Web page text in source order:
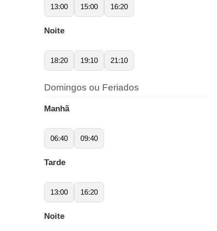
13:00 15:00 16:20
Noite
18:20 19:10 21:10
Domingos ou Feriados
Manhã
06:40 09:40
Tarde
13:00 16:20
Noite